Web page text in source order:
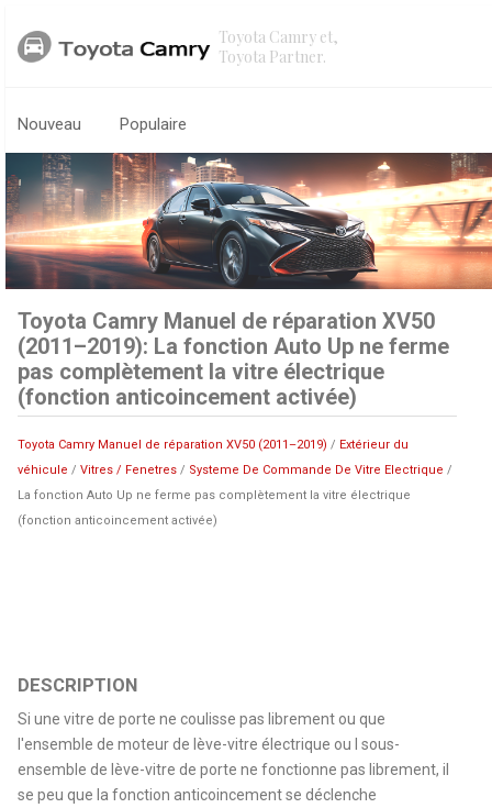
Toyota Camry et,
Toyota Partner.
Nouveau Populaire
Toyota Camry Manuel de réparation XV50
(2011–2019): La fonction Auto Up ne ferme
pas complètement la vitre électrique
(fonction anticoincement activée)
Toyota Camry Manuel de réparation XV50 (2011–2019) / Extérieur du
véhicule /Vitres / Fenetres / Systeme De Commande De Vitre Electrique /
La fonction Auto Up ne ferme pas complètement la vitre électrique
(fonction anticoincement activée)
DESCRIPTION
Si une vitre de porte ne coulisse pas librement ou que
l'ensemble de moteur de lève-vitre électrique ou l sous-
ensemble de lève-vitre de porte ne fonctionne pas librement, il
se peu que la fonction anticoincement se déclenche